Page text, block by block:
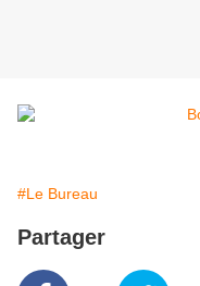
#Le Bureau
Partager